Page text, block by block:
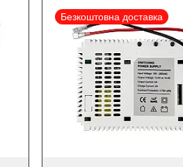
Безкоштовна доставка